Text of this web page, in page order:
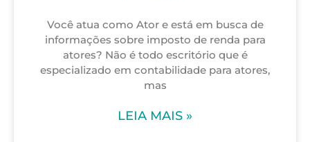
Você atua como Ator e está em busca de
informações sobre imposto de renda para
atores? Não é todo escritório que é
especializado em contabilidade para atores,
mas
LEIA MAIS »